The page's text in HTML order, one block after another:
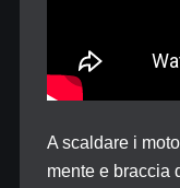
A scaldare i
mente e braccia